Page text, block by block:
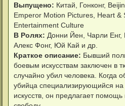
Выпущено: Китай, Гонконг,
Emperor Motion Pictures, Heart &
Entertainment Culture
В Ролях: Донни Йен, Чарли Енг,
Алекс Фонг, Юй Кай и др.
Краткое описание: Бывший
боевым искусствам заключен в
случайно убил человека. Когда
убийца специализирующийся
искусств, он предлагает